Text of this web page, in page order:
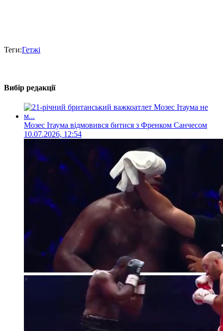
Теги:Гетжі
Вибір редакції
Мозес Ітаума відмовився битися з Френком Санчесом
10.07.2026, 12:54